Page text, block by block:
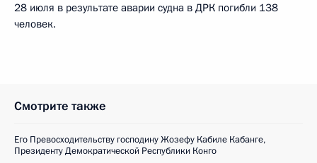
28 июля в результате аварии судна в ДРК погибли 138
человек.
Смотрите также
Его Превосходительству господину Жозефу Кабиле Кабанге,
Президенту Демократической Республики Конго